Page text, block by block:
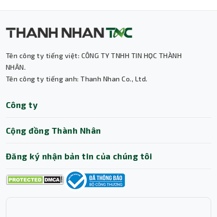
Game thủ phổ thông cần màn hình 120Hz để
Nhân viên văn phòng cần màn hình lớn 27
inch để làm việc đa nhiệm, giảm mỏi mắt
Học sinh, sinh viên học online, làm việc lâu
Tên công ty tiếng việt: CÔNG TY TNHH TIN HỌC THÀNH
NHÂN.
Tên công ty tiếng anh: Thanh Nhan Co., Ltd.
Công ty
Cộng đồng Thành Nhân
Đăng ký nhận bản tin của chúng tôi